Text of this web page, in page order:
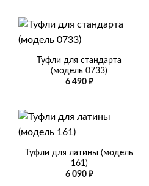
Туфли для стандарта
(модель 0733)
6 490 ₽
Туфли для латины (модель
161)
6 090 ₽